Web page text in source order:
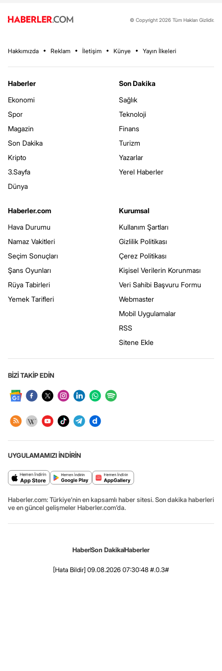
© Copyright 2026 Tüm Hakları Gizlidir.
Hakkımızda Reklam İletişim Künye Yayın İlkeleri
Haberler
Ekonomi
Spor
Magazin
Son Dakika
Kripto
3.Sayfa
Dünya
Son Dakika
Sağlık
Teknoloji
Finans
Turizm
Yazarlar
Yerel Haberler
Haberler.com
Hava Durumu
Namaz Vakitleri
Seçim Sonuçları
Şans Oyunları
Rüya Tabirleri
Yemek Tarifleri
Kurumsal
Kullanım Şartları
Gizlilik Politikası
Çerez Politikası
Kişisel Verilerin Korunması
Veri Sahibi Başvuru Formu
Webmaster
Mobil Uygulamalar
RSS
Sitene Ekle
BİZİ TAKİP EDİN
UYGULAMAMIZI İNDİRİN
Haberler.com: Türkiye’nin en kapsamlı haber sitesi. Son dakika haberleri
ve en güncel gelişmeler Haberler.com’da.
HaberSon DakikaHaberler
[Hata Bildir] 09.08.2026 07:30:48 #.0.3#